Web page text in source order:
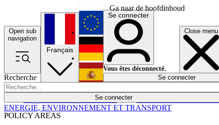
Ga naar de hoofdinhoud
Open sub
navigation
Close menu
Recherche
Se connecter
POLICY AREAS
Économie
Français
English
Deutsch
Español
Se connecter
Vous êtes déconnecté.
Se connecter
ENERGIE, ENVIRONNEMENT ET TRANSPORT